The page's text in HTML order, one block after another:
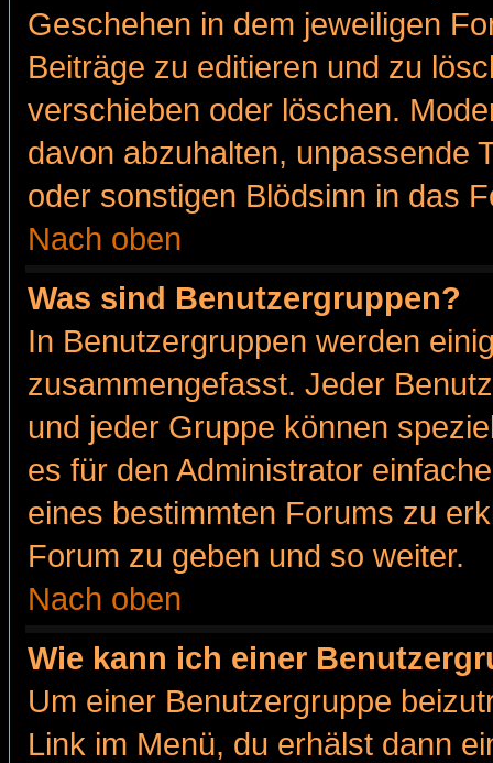
Geschehen in dem jeweiligen
Beiträge zu editieren und zu
verschieben oder löschen.
davon abzuhalten, unpassende
oder sonstigen Blödsinn in das
Nach oben
Was sind Benutzergruppen?
In Benutzergruppen werden
zusammengefasst. Jeder
und jeder Gruppe können
es für den Administrator
eines bestimmten Forums zu
Forum zu geben und so weiter.
Nach oben
Wie kann ich einer
Um einer Benutzergruppe
Link im Menü, du erhälst dann